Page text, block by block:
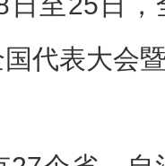
代表大会